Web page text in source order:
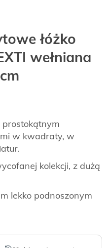
łóżko
wełniana
prostokątnym
w kwadraty, w
kolekcji, z dużą
lekko podnoszonym